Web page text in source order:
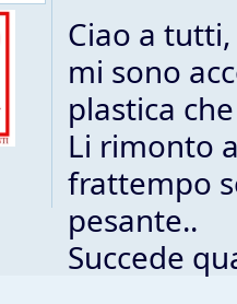
Ciao a tutti,
mi sono
plastica
Li rimonto
frattempo
pesante..
Succede